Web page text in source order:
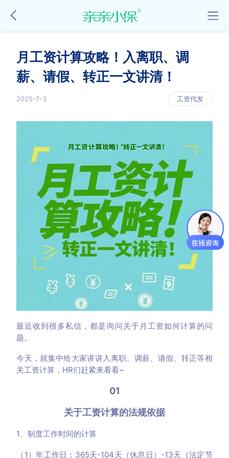
月工资计算攻略！入离职、调
薪、请假、转正一文讲清！
2025-7-3 工资代发
最近收到很多私信，都是询问关于月工资如何计算的问
题。
今天，就集中给大家讲讲入离职、调薪、请假、转正等相
关工资计算，HR们赶紧来看看~
01
关于工资计算的法规依据
1、制度工作时间的计算
（1）年工作日：365天-104天（休息日）-13天（法定节